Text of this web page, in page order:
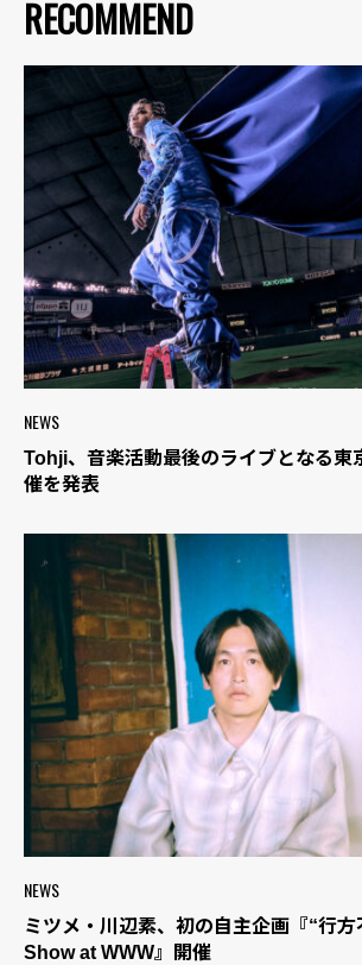
RECOMMEND
NEWS
Tohji、音楽活動最後のライブとなる東
催を発表
NEWS
ミツメ・川辺素、初の自主企画『“行
Show at WWW』開催